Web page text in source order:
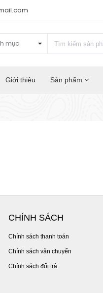
mục
Giới thiệu Sản phẩm
CHÍNH SÁCH
Chính sách thanh toán
Chính sách vận chuyển
Chính sách đổi trả